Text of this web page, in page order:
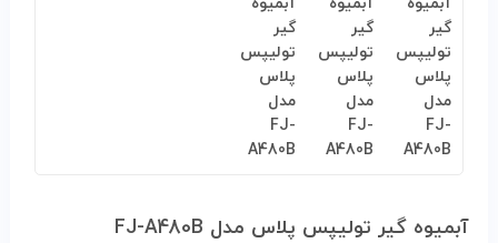
آبميوه گير توليپس پلاس مدل FJ-A480B